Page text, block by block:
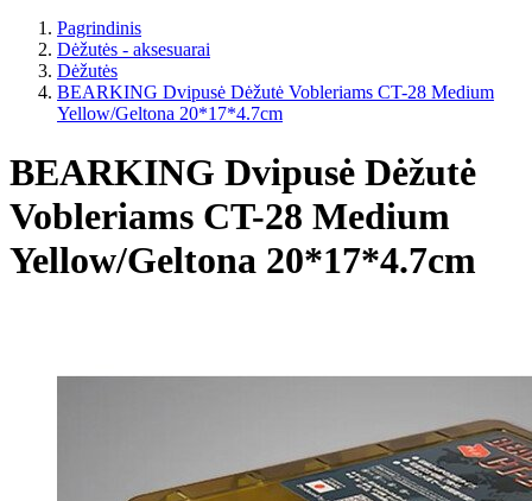
Pagrindinis
Dėžutės - aksesuarai
Dėžutės
BEARKING Dvipusė Dėžutė Vobleriams CT-28 Medium
Yellow/Geltona 20*17*4.7cm
BEARKING Dvipusė Dėžutė
Vobleriams CT-28 Medium
Yellow/Geltona 20*17*4.7cm